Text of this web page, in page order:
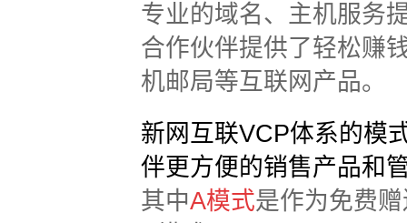
专业的域名、主机服务
合作伙伴提供了轻松赚
机邮局等互联网产品。
新网互联VCP体系的模
伴更方便的销售产品和
其中A模式是作为免费